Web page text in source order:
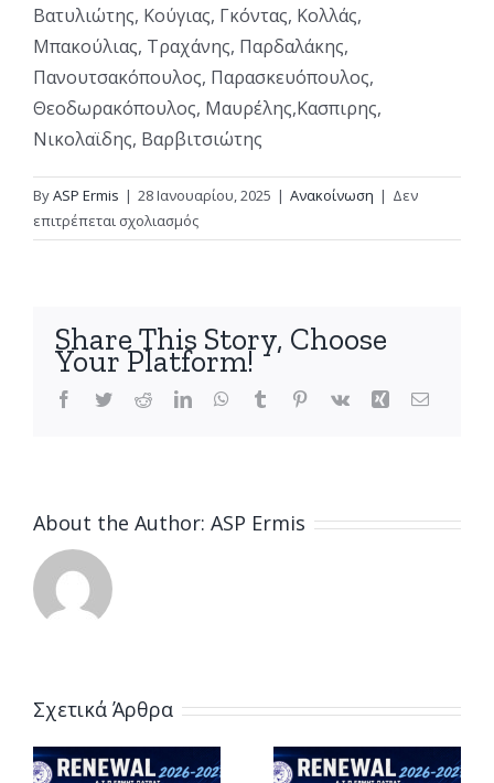
Βατυλιώτης, Κούγιας, Γκόντας, Κολλάς,
Μπακούλιας, Τραχάνης, Παρδαλάκης,
Πανουτσακόπουλος, Παρασκευόπουλος,
Θεοδωρακόπουλος, Μαυρέλης,Κασπιρης,
Νικολαϊδης, Βαρβιτσιώτης
ByASP Ermis | 28 Ιανουαρίου, 2025 | Ανακοίνωση | Δεν
επιτρέπεται σχολιασμόςστο
Νίκη
εφήβους
του
ΑΣΠ
Share This Story, Choose
Your Platform!
Facebook
TwitterRedditLinkedInWhatsApp
Tumblr Pinterest
Vk Xing Email
About the Author: ASP Ermis
Σχετικά Άρθρα
Η Μυρτώ